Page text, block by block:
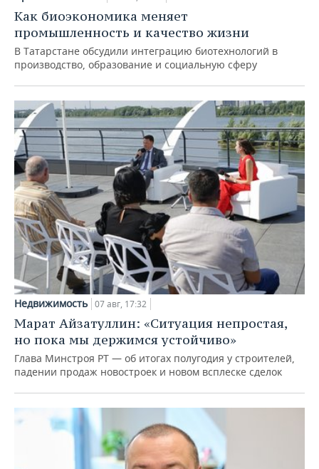
Как биоэкономика меняет
промышленность и качество жизни
В Татарстане обсудили интеграцию биотехнологий в
производство, образование и социальную сферу
Недвижимость 07 авг, 17:32
Марат Айзатуллин: «Ситуация непростая,
но пока мы держимся устойчиво»
Глава Минстроя РТ — об итогах полугодия у строителей,
падении продаж новостроек и новом всплеске сделок